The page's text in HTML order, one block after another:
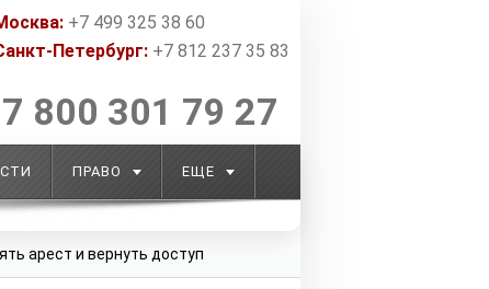
+7 499 325 38 60
Петербург: +7 812 237 35 83
7 800 301 79 27
ПРАВО ЕЩЕ
арест и вернуть доступ